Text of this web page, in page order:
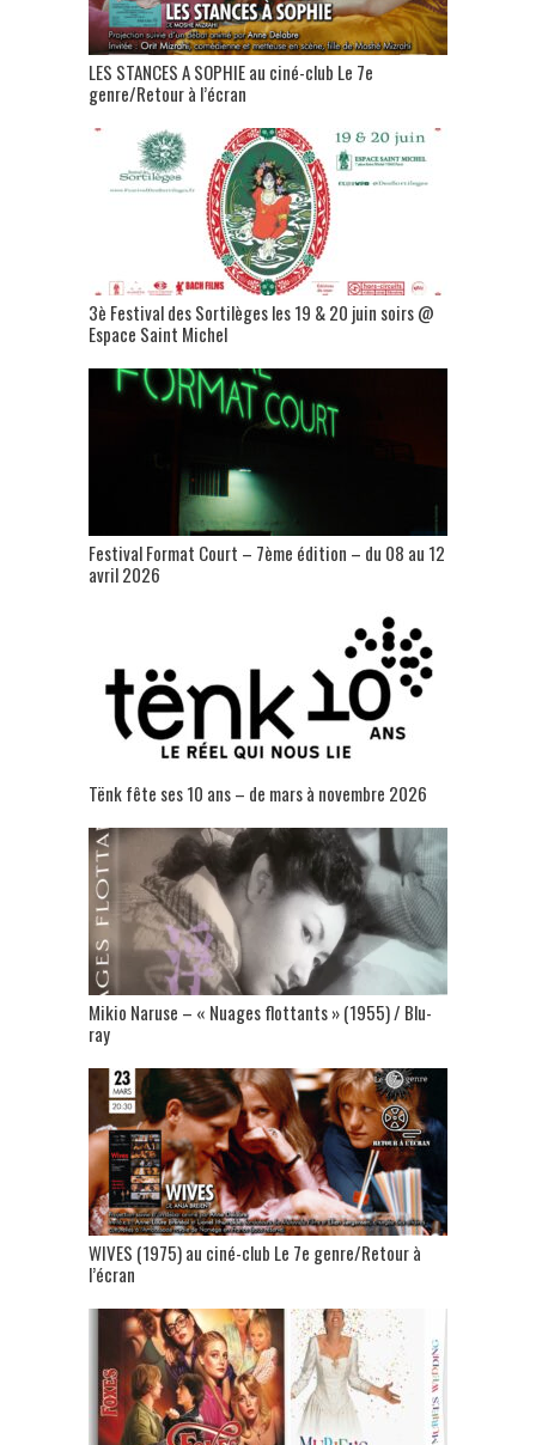
LES STANCES A SOPHIE au ciné-club Le 7e
genre/Retour à l’écran
3è Festival des Sortilèges les 19 & 20 juin soirs @
Espace Saint Michel
Festival Format Court – 7ème édition – du 08 au 12
avril 2026
Tënk fête ses 10 ans – de mars à novembre 2026
Mikio Naruse – « Nuages flottants » (1955) / Blu-
ray
WIVES (1975) au ciné-club Le 7e genre/Retour à
l’écran